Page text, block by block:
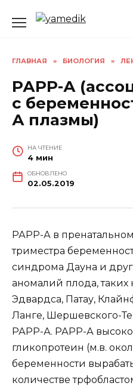
ГЛАВНАЯ » БИОЛОГИЯ »
РАРР-А
с
А плазмы)
НА ЧТЕНИЕ
4 мин
ОБНОВЛЕНО
02.05.2019
РАРР-А в
триместра
синдрома Дауна и
аномалий плода,
Эдвардса, Патау,
Ланге, Шершевского-
РАРР-А. РАРР-А
гликопротеин (м.в.
беременности
количестве